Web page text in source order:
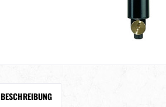
BESCHREIBUNG